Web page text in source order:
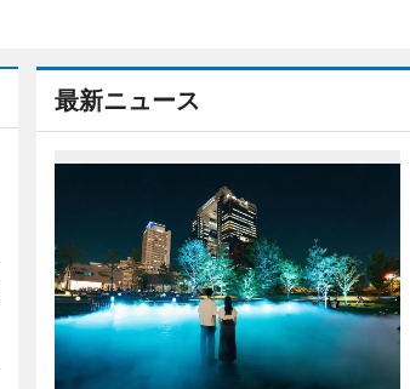
最新ニュース